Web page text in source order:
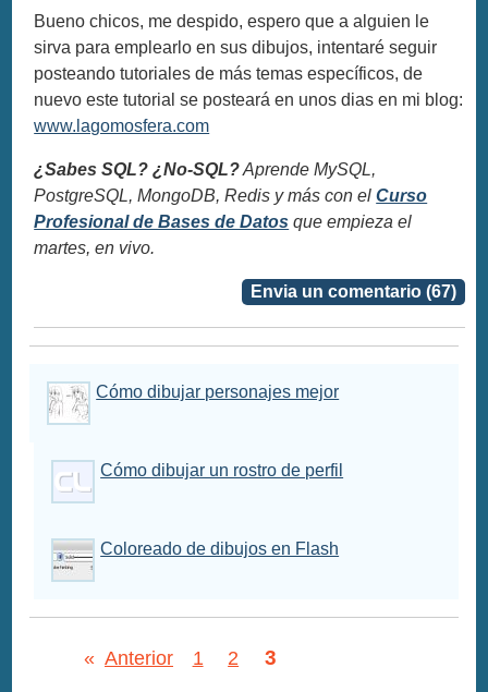
Bueno chicos, me despido, espero que a alguien le
sirva para emplearlo en sus dibujos, intentaré seguir
posteando tutoriales de más temas específicos, de
nuevo este tutorial se posteará en unos dias en mi blog:
www.lagomosfera.com
¿Sabes SQL? ¿No-SQL?Aprende MySQL,
PostgreSQL, MongoDB, Redis y más con elCurso
Profesional de Bases de Datos que empieza el
martes, en vivo.
Envia un comentario (67)
Cómo dibujar personajes mejor
Cómo dibujar un rostro de perfil
Coloreado de dibujos en Flash
« Anterior 1 2 3